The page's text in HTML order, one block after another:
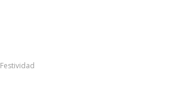
Festividad